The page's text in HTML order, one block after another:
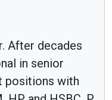
After decades
in senior
positions with